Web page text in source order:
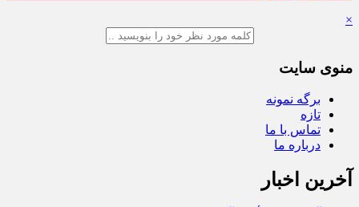
×
منوی سایت
برگه نمونه
تازه
تماس با ما
درباره ما
آخرین اخبار